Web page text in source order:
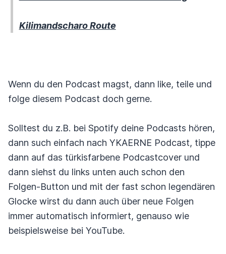
Kilimandscharo Route
Wenn du den Podcast magst, dann like, teile und
folge diesem Podcast doch gerne.
Solltest du z.B. bei Spotify deine Podcasts hören,
dann such einfach nach YKAERNE Podcast, tippe
dann auf das türkisfarbene Podcastcover und
dann siehst du links unten auch schon den
Folgen-Button und mit der fast schon legendären
Glocke wirst du dann auch über neue Folgen
immer automatisch informiert, genauso wie
beispielsweise bei YouTube.